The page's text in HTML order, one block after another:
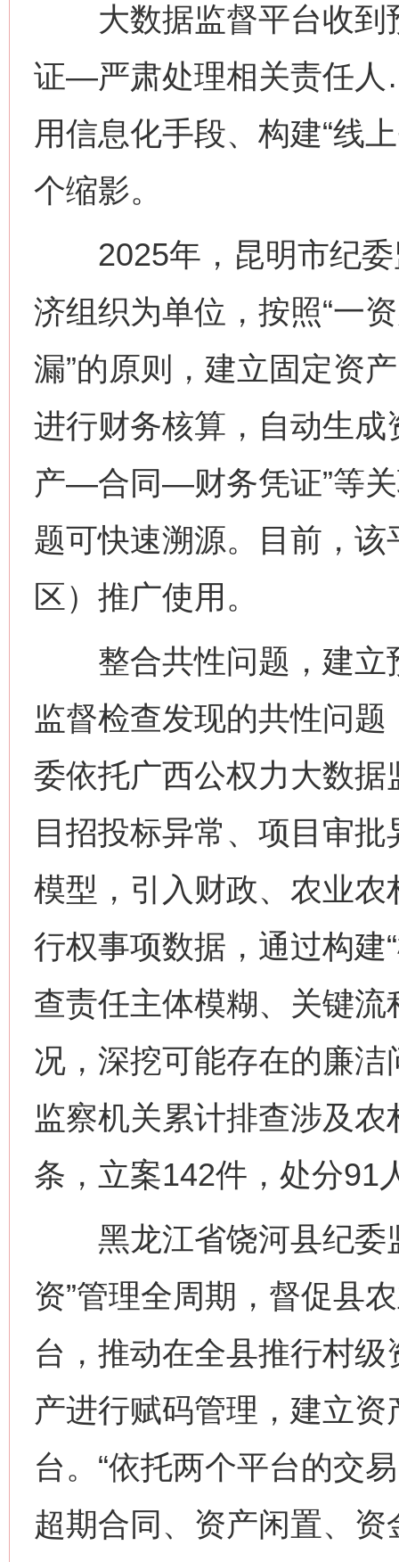
大数据监督平台收到
证—严肃处理相关责任
用信息化手段、构建“线
个缩影。
2025年，昆明市纪委
济组织为单位，按照“一
漏”的原则，建立固定资
进行财务核算，自动生成
产—合同—财务凭证”等
题可快速溯源。目前，
区）推广使用。
整合共性问题，建立
监督检查发现的共性问
委依托广西公权力大数
目招投标异常、项目审
模型，引入财政、农业
行权事项数据，通过构建
查责任主体模糊、关键
况，深挖可能存在的廉
监察机关累计排查涉及农
条，立案142件，处分91
黑龙江省饶河县纪委
资”管理全周期，督促县
台，推动在全县推行村
产进行赋码管理，建立
台。“依托两个平台的交
超期合同、资产闲置、
网上购药对药下症？
这是一记警钟！ 谢
魏明亮